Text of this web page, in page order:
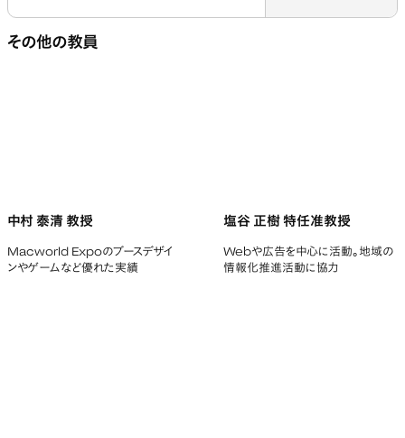
その他の教員
中村 泰清 教授
Macworld Expoのブースデザイ
ンやゲームなど優れた実績
塩谷 正樹 特任准教授
Webや広告を中心に活動。地域の
情報化推進活動に協力